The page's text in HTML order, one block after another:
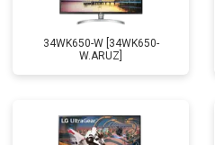
34WK650-W [34WK650-
W.ARUZ]